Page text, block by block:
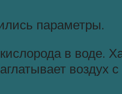
параметры.
в воде.
воздух